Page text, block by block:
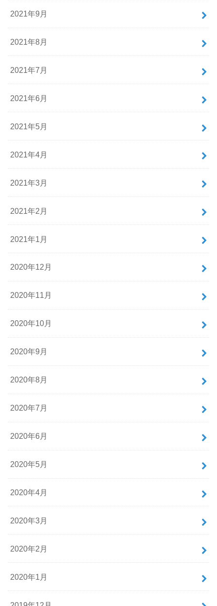
2021年9月
2021年8月
2021年7月
2021年6月
2021年5月
2021年4月
2021年3月
2021年2月
2021年1月
2020年12月
2020年11月
2020年10月
2020年9月
2020年8月
2020年7月
2020年6月
2020年5月
2020年4月
2020年3月
2020年2月
2020年1月